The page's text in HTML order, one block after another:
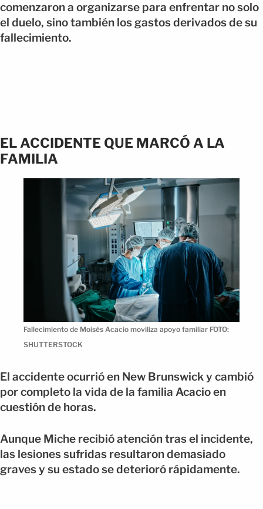
comenzaron a organizarse para enfrentar no solo
el duelo, sino también los gastos derivados de su
fallecimiento.
EL ACCIDENTE QUE MARCÓ A LA
FAMILIA
Fallecimiento de Moisés Acacio moviliza apoyo familiar FOTO:
SHUTTERSTOCK
El accidente ocurrió en New Brunswick y cambió
por completo la vida de la familia Acacio en
cuestión de horas.
Aunque Miche recibió atención tras el incidente,
las lesiones sufridas resultaron demasiado
graves y su estado se deterioró rápidamente.